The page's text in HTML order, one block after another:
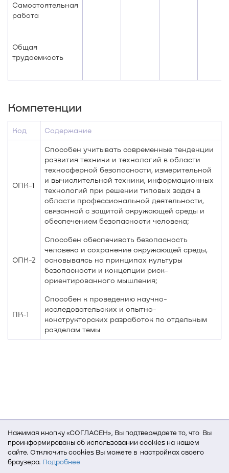
Нажимая кнопку «СОГЛАСЕН», Вы подтверждаете то, что Вы
проинформированы об использовании cookies на нашем
сайте. Отключить cookies Вы можете в настройках своего
браузера. Подробнее
Самостоятельная
работа
Общая
трудоемкость
Компетенции
Код Содержание
ОПК-1
Способен учитывать современные тенденции
развития техники и технологий в области
техносферной безопасности, измерительной
и вычислительной техники, информационных
технологий при решении типовых задач в
области профессиональной деятельности,
связанной с защитой окружающей среды и
обеспечением безопасности человека;
ОПК-2
Способен обеспечивать безопасность
человека и сохранение окружающей среды,
основываясь на принципах культуры
безопасности и концепции риск-
ориентированного мышления;
ПК-1
Способен к проведению научно-
исследовательских и опытно-
конструкторских разработок по отдельным
разделам темы